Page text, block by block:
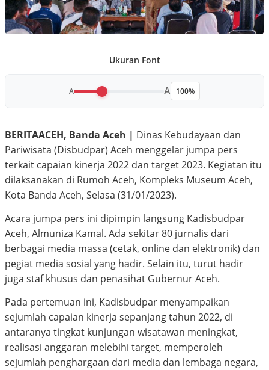
Ukuran Font
A A 100%
BERITAACEH, Banda Aceh | Dinas Kebudayaan dan
Pariwisata (Disbudpar) Aceh menggelar jumpa pers
terkait capaian kinerja 2022 dan target 2023. Kegiatan itu
dilaksanakan di Rumoh Aceh, Kompleks Museum Aceh,
Kota Banda Aceh, Selasa (31/01/2023).
Acara jumpa pers ini dipimpin langsung Kadisbudpar
Aceh, Almuniza Kamal. Ada sekitar 80 jurnalis dari
berbagai media massa (cetak, online dan elektronik) dan
pegiat media sosial yang hadir. Selain itu, turut hadir
juga staf khusus dan penasihat Gubernur Aceh.
Pada pertemuan ini, Kadisbudpar menyampaikan
sejumlah capaian kinerja sepanjang tahun 2022, di
antaranya tingkat kunjungan wisatawan meningkat,
realisasi anggaran melebihi target, memperoleh
sejumlah penghargaan dari media dan lembaga negara,